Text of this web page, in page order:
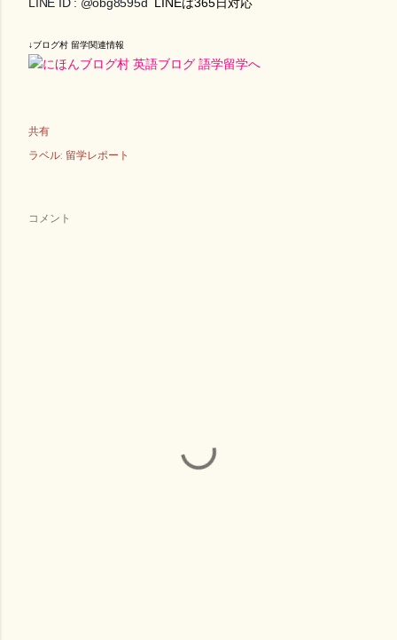
LINE ID : @obg8595d LINEは365日対応
↓ブログ村 留学関連情報
共有
ラベル: 留学レポート
コメント